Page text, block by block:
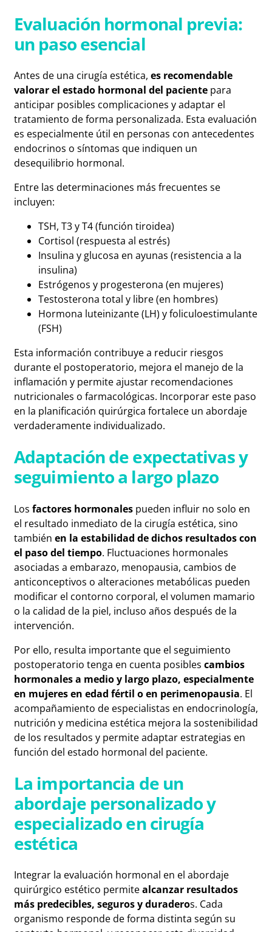
Evaluación hormonal previa:
un paso esencial
Antes de una cirugía estética, es recomendable
valorar el estado hormonal del paciente para
anticipar posibles complicaciones y adaptar el
tratamiento de forma personalizada. Esta evaluación
es especialmente útil en personas con antecedentes
endocrinos o síntomas que indiquen un
desequilibrio hormonal.
Entre las determinaciones más frecuentes se
incluyen:
TSH, T3 y T4 (función tiroidea)
Cortisol (respuesta al estrés)
Insulina y glucosa en ayunas (resistencia a la
insulina)
Estrógenos y progesterona (en mujeres)
Testosterona total y libre (en hombres)
Hormona luteinizante (LH) y foliculoestimulante
(FSH)
Esta información contribuye a reducir riesgos
durante el postoperatorio, mejora el manejo de la
inflamación y permite ajustar recomendaciones
nutricionales o farmacológicas. Incorporar este paso
en la planificación quirúrgica fortalece un abordaje
verdaderamente individualizado.
Adaptación de expectativas y
seguimiento a largo plazo
Los factores hormonales pueden influir no solo en
el resultado inmediato de la cirugía estética, sino
también en la estabilidad de dichos resultados con
el paso del tiempo. Fluctuaciones hormonales
asociadas a embarazo, menopausia, cambios de
anticonceptivos o alteraciones metabólicas pueden
modificar el contorno corporal, el volumen mamario
o la calidad de la piel, incluso años después de la
intervención.
Por ello, resulta importante que el seguimiento
postoperatorio tenga en cuenta posibles cambios
hormonales a medio y largo plazo, especialmente
en mujeres en edad fértil o en perimenopausia. El
acompañamiento de especialistas en endocrinología,
nutrición y medicina estética mejora la sostenibilidad
de los resultados y permite adaptar estrategias en
función del estado hormonal del paciente.
La importancia de un
abordaje personalizado y
especializado en cirugía
estética
Integrar la evaluación hormonal en el abordaje
quirúrgico estético permitealcanzar resultados
más predecibles, seguros y duraderos. Cada
organismo responde de forma distinta según su